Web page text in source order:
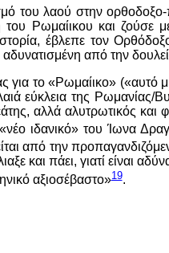
του λαού στην ορθοδοξο-
του Ρωμαίικου και
έβλεπε τον
από την
το «Ρωμαίικο» («αυτό
εύκλεια της Ρωμανίας/
αλλά αλυτρωτικός
ιδανικό» του Ίωνα
από την
και πάει, γιατί είναι
αξιοσέβαστο»19.